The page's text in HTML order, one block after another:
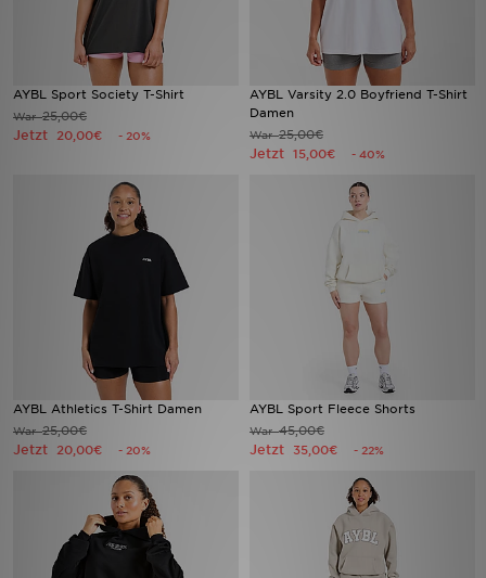
AYBL Sport Society T-Shirt
War25,00€
Jetzt 20,00€ - 20%
AYBL Varsity 2.0 Boyfriend T-Shirt
Damen
War25,00€
Jetzt 15,00€ - 40%
AYBL Athletics T-Shirt Damen
War25,00€
Jetzt 20,00€ - 20%
AYBL Sport Fleece Shorts
War45,00€
Jetzt 35,00€ - 22%
Mein JD
Meine Nachrichten
Bestellverfolgung
Trending Styles